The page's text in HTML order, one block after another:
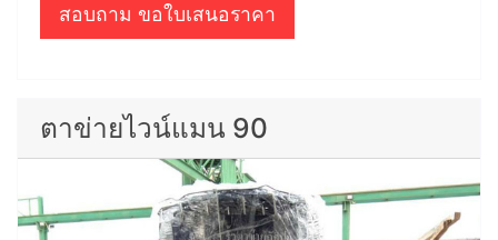
สอบถาม ขอใบเสนอราคา
ตาข่ายไวน์แมน 90